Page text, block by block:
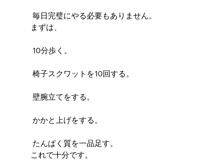
毎日完璧にやる必要もありません。
まずは、
10分歩く。
椅子スクワットを10回する。
壁腕立てをする。
かかと上げをする。
たんぱく質を一品足す。
これで十分です。